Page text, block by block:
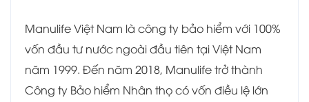
Manulife Việt Nam là công ty bảo hiểm với 100%
vốn đầu tư nước ngoài đầu tiên tại Việt Nam
năm 1999. Đến năm 2018, Manulife trở thành
Công ty Bảo hiểm Nhân thọ có vốn điều lệ lớn